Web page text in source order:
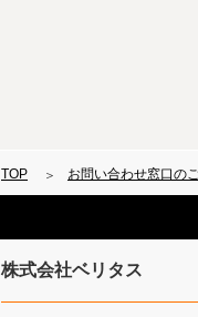
このページのお問い
お問い合わせの回答
本サイトは、クッキー
TOP お問い合わせ窓口の
株式会社ベリタス